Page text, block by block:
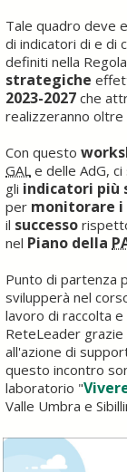
Tale quadro deve
di indicatori di e di
definiti nella
strategiche
2023-2027 che
realizzeranno oltre
Con questo
GAL e delle AdG,
gli indicatori più
per monitorare i
il successo
nel Piano della
Punto di partenza
svilupperà nel
lavoro di raccolta e
ReteLeader
all'azione di
questo incontro
laboratorio "
Valle Umbra e